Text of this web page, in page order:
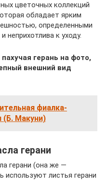
цветочных коллекций
обладает ярким
определенными
неприхотлива к уходу.
герань на фото,
внешний вид
фиалка-
(Б. Макуни)
герани
герани (она же —
используют листья герани